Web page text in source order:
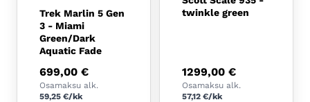
Trek Marlin 5 Gen
3 - Miami
Green/Dark
Aquatic Fade
699,00 €
Osamaksu alk.
59,25 €/kk
twinkle green
1299,00 €
Osamaksu alk.
57,12 €/kk